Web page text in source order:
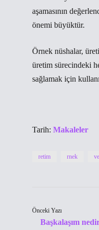
aşamasının
önemi büyüktür.
Örnek nüshalar,
üretim sürecindeki
sağlamak için
Tarih: Makaleler
retim rnek
Önceki Yazı
Başkalaşım